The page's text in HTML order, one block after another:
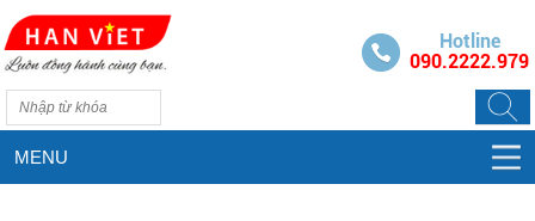
Hotline
090.2222.979
MENU